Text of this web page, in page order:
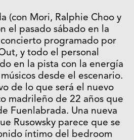
(con Mori, Ralphie Choo y
el pasado sábado en la
concierto programado por
y todo el personal
en la pista con la energía
desde el escenario.
de lo que será el nuevo
madrileño de 22 años que
Fuenlabrada. Una nueva
Rusowsky parece que se
íntimo del bedroom